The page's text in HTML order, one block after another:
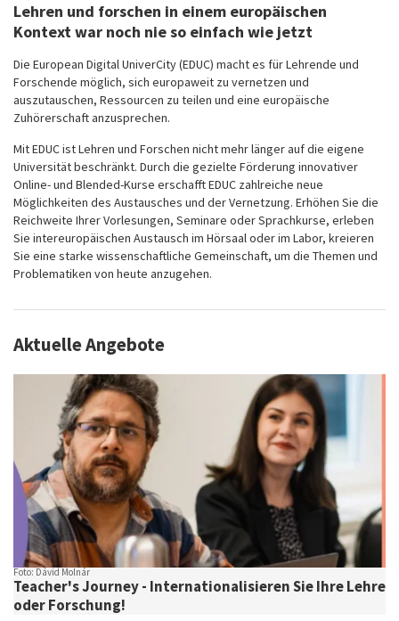
Lehren und forschen in einem europäischen
Kontext war noch nie so einfach wie jetzt
Die European Digital UniverCity (EDUC) macht es für Lehrende und
Forschende möglich, sich europaweit zu vernetzen und
auszutauschen, Ressourcen zu teilen und eine europäische
Zuhörerschaft anzusprechen.
Mit EDUC ist Lehren und Forschen nicht mehr länger auf die eigene
Universität beschränkt. Durch die gezielte Förderung innovativer
Online- und Blended-Kurse erschafft EDUC zahlreiche neue
Möglichkeiten des Austausches und der Vernetzung. Erhöhen Sie die
Reichweite Ihrer Vorlesungen, Seminare oder Sprachkurse, erleben
Sie intereuropäischen Austausch im Hörsaal oder im Labor, kreieren
Sie eine starke wissenschaftliche Gemeinschaft, um die Themen und
Problematiken von heute anzugehen.
Aktuelle Angebote
Foto: Dávid Molnár
Teacher's Journey - Internationalisieren Sie Ihre Lehre
oder Forschung!